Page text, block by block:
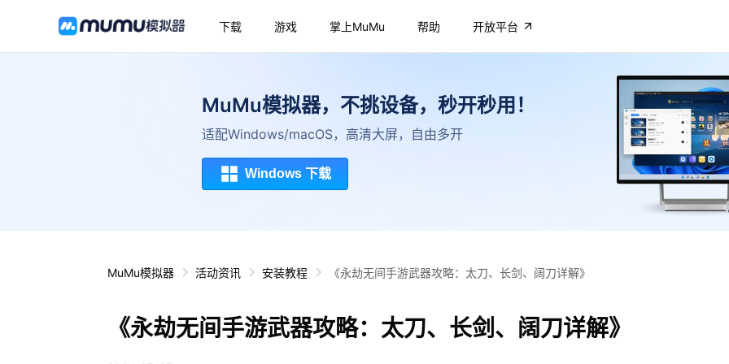
下载 游戏 掌上MuMu 帮助 开放平台
MuMu模拟器，不挑设备，秒开秒用！
适配Windows/macOS，高清大屏，自由多开
Windows 下载
MuMu模拟器 活动资讯 安装教程 《永劫无间手游武器攻略：太刀、长剑、阔刀详解》
《永劫无间手游武器攻略：太刀、长剑、阔刀详解》